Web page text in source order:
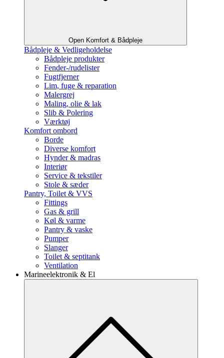
Open Komfort & Bådpleje
Bådpleje & Vedligeholdelse
Bådpleje produkter
Fender-/rudelister
Fugtfjerner
Lim, fuge & reparation
Malergrej
Maling, olie & lak
Slib & Polering
Værktøj
Komfort ombord
Borde
Diverse komfort
Hynder & madras
Interiør
Service & tekstiler
Stole & sæder
Pantry, Toilet & VVS
Fittings
Gas & grill
Køl & varme
Pantry & vaske
Pumper
Slanger
Toilet & septitank
Ventilation
Marineelektronik & El